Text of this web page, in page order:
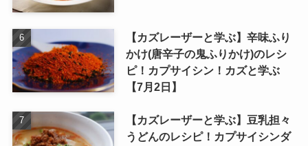
【カズレーザーと学ぶ】辛味ふり
かけ(唐辛子の鬼ふりかけ)のレシ
ピ！カプサイシン！カズと学ぶ
【7月2日】
【カズレーザーと学ぶ】豆乳担々
うどんのレシピ！カプサイシンダ